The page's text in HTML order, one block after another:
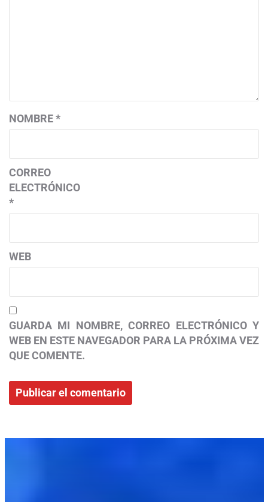
NOMBRE*
CORREO
ELECTRÓNICO
*
WEB
GUARDA MI NOMBRE, CORREO ELECTRÓNICO Y
WEB EN ESTE NAVEGADOR PARA LA PRÓXIMA VEZ
QUE COMENTE.